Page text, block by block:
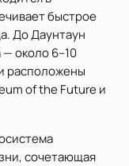
быстрое
До Даунтаун
около 6–10
расположены
of the Future и
сочетающая